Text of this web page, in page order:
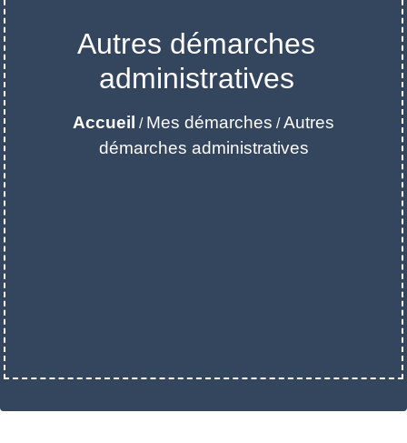
Autres démarches
administratives
Accueil / Mes démarches /Autres
démarches administratives